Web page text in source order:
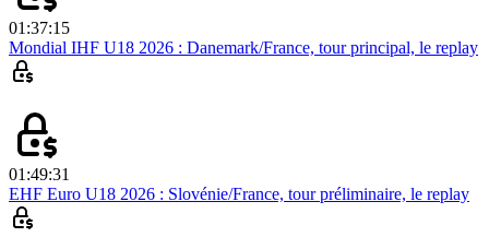
01:37:15
Mondial IHF U18 2026 : Danemark/France, tour principal, le replay
01:49:31
EHF Euro U18 2026 : Slovénie/France, tour préliminaire, le replay